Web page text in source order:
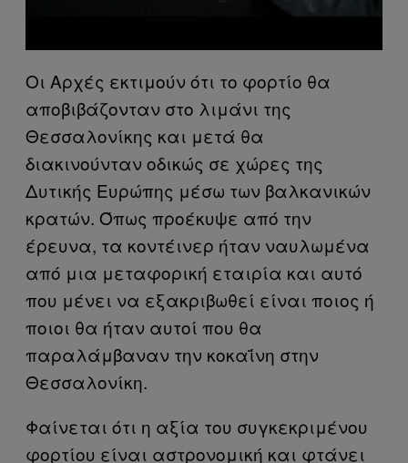
Οι Αρχές εκτιμούν ότι το φορτίο θα
αποβιβάζονταν στο λιμάνι της
Θεσσαλονίκης και μετά θα
διακινούνταν οδικώς σε χώρες της
Δυτικής Ευρώπης μέσω των βαλκανικών
κρατών. Όπως προέκυψε από την
έρευνα, τα κοντέινερ ήταν ναυλωμένα
από μια μεταφορική εταιρία και αυτό
που μένει να εξακριβωθεί είναι ποιος ή
ποιοι θα ήταν αυτοί που θα
παραλάμβαναν την κοκαΐνη στην
Θεσσαλονίκη.
Φαίνεται ότι η αξία του συγκεκριμένου
φορτίου είναι αστρονομική και φτάνει